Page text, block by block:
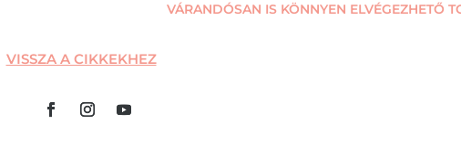
VÁRANDÓSAN IS KÖNNYEN ELVÉGEZHETŐ
VISSZA A CIKKEKHEZ